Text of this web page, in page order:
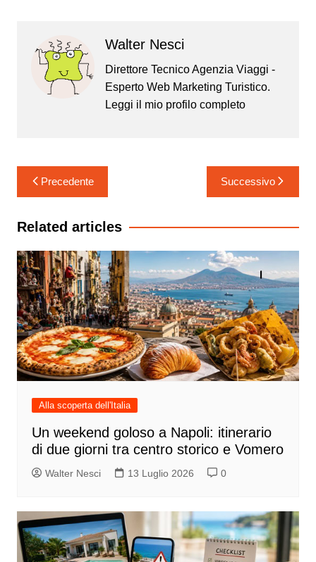
Walter Nesci
Direttore Tecnico Agenzia Viaggi -
Esperto Web Marketing Turistico.
Leggi il mio profilo completo
Navigazione
articoli
Precedente Successivo
Related articles
Alla scoperta dell'Italia
Un weekend goloso a Napoli: itinerario
di due giorni tra centro storico e Vomero
Walter Nesci 13 Luglio 2026 0